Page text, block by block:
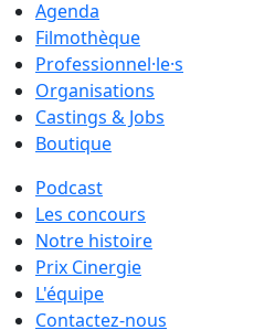
Agenda
Filmothèque
Professionnel·le·s
Organisations
Castings & Jobs
Boutique
Podcast
Les concours
Notre histoire
Prix Cinergie
L'équipe
Contactez-nous